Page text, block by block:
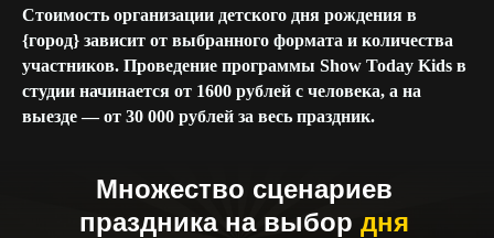
Стоимость организации детского дня рождения в
{город} зависит от выбранного формата и количества
участников. Проведение программы Show Today Kids в
студии начинается от 1600 рублей с человека, а на
выезде — от 30 000 рублей за весь праздник.
Множество сценариев
праздника на выбор дня